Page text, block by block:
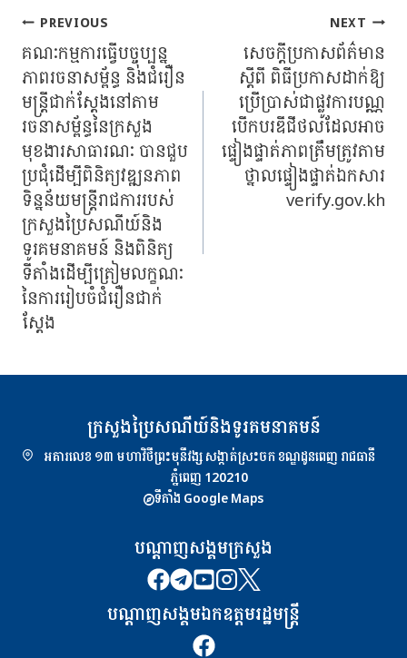
Post
Navigation
PREVIOUS
គណៈកម្មការធ្វើបច្ចុប្បន្ន
ភាពរចនាសម្ព័ន្ធ និងជំរឿន
មន្ត្រីជាក់ស្តែងនៅតាម
រចនាសម្ព័ន្ធនៃក្រសួង
មុខងារសាធារណៈ បានជួប
ប្រជុំដើម្បីពិនិត្យវឌ្ឍនភាព
ទិន្នន័យមន្ត្រីរាជការរបស់
ក្រសួងប្រៃសណីយ៍និង
ទូរគមនាគមន៍ និងពិនិត្យ
ទីតាំងដើម្បីត្រៀមលក្ខណៈ
នៃការរៀបចំជំរឿនជាក់
ស្តែង
NEXT
សេចក្តីប្រកាសព័ត៌មាន
ស្តីពី ពិធីប្រកាសដាក់ឱ្យ
ប្រើប្រាស់ជាផ្លូវការបណ្ណ
បើកបរឌីជីថលដែលអាច
ផ្ទៀងផ្ទាត់ភាពត្រឹមត្រូវតាម
ថ្នាលផ្ទៀងផ្ទាត់ឯកសារ
verify.gov.kh
ក្រសួងប្រៃសណីយ៍និងទូរគមនាគមន៍
អគារលេខ ១៣ មហាវិថីព្រះមុនីវង្ស សង្កាត់ស្រះចក ខណ្ឌដូនពេញ រាជធានី
ភ្នំពេញ 120210
ទីតាំង Google Maps
បណ្ដាញសង្គមក្រសួង
បណ្ដាញសង្គមឯកឧត្តមរដ្ឋមន្ត្រី